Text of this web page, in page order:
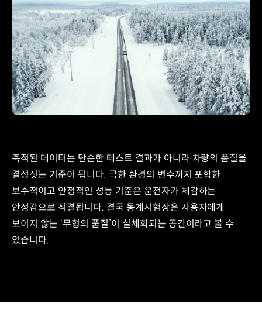
축적된 데이터는 단순한 테스트 결과가 아니라 차량의 품질을
결정짓는 기준이 됩니다. 극한 환경의 변수까지 포함한
보수적이고 안정적인 성능 기준은 운전자가 체감하는
안정감으로 직결됩니다. 결국 동계시험장은 사용자에게
보이지 않는 ‘무형의 품질’이 실체화되는 공간이라고 볼 수
있습니다.